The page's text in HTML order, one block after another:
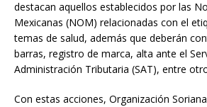
destacan aquellos establecidos por las
Mexicanas (NOM) relacionadas con el
temas de salud, además que deberán
barras, registro de marca, alta ante el
Administración Tributaria (SAT), entre
Con estas acciones, Organización